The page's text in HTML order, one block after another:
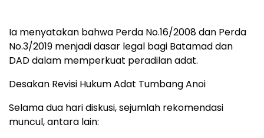
Ia menyatakan bahwa Perda No.16/2008 dan Perda
No.3/2019 menjadi dasar legal bagi Batamad dan
DAD dalam memperkuat peradilan adat.
Desakan Revisi Hukum Adat Tumbang Anoi
Selama dua hari diskusi, sejumlah rekomendasi
muncul, antara lain: